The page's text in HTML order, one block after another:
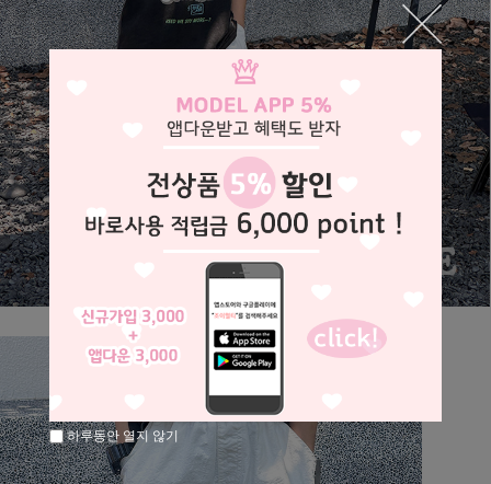
하루동안 열지 않기